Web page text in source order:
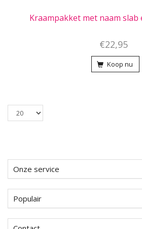
Kraampakket met naam
€22,95
Koop nu
per
Onze service
Populair